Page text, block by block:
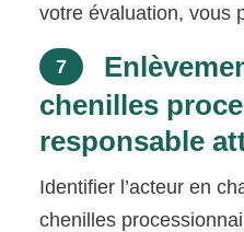
votre évaluation, vous
7
chenilles
responsable
Identifier l’acteur en
chenilles